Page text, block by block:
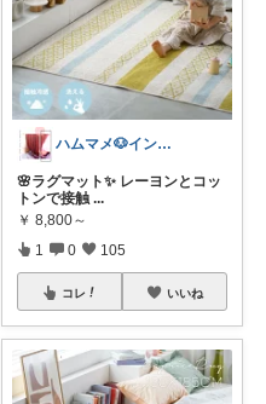
ハムマメ🐶インテリア・キッチン🌸
🌸ラグマット✨ レーヨンとコッ
トンで接触 ...
￥ 8,800～
1 0 105
コレ いいね